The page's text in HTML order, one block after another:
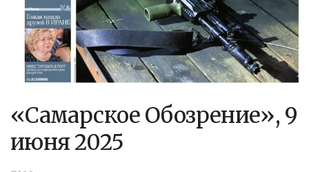
«Самарское Обозрение», 9
июня 2025